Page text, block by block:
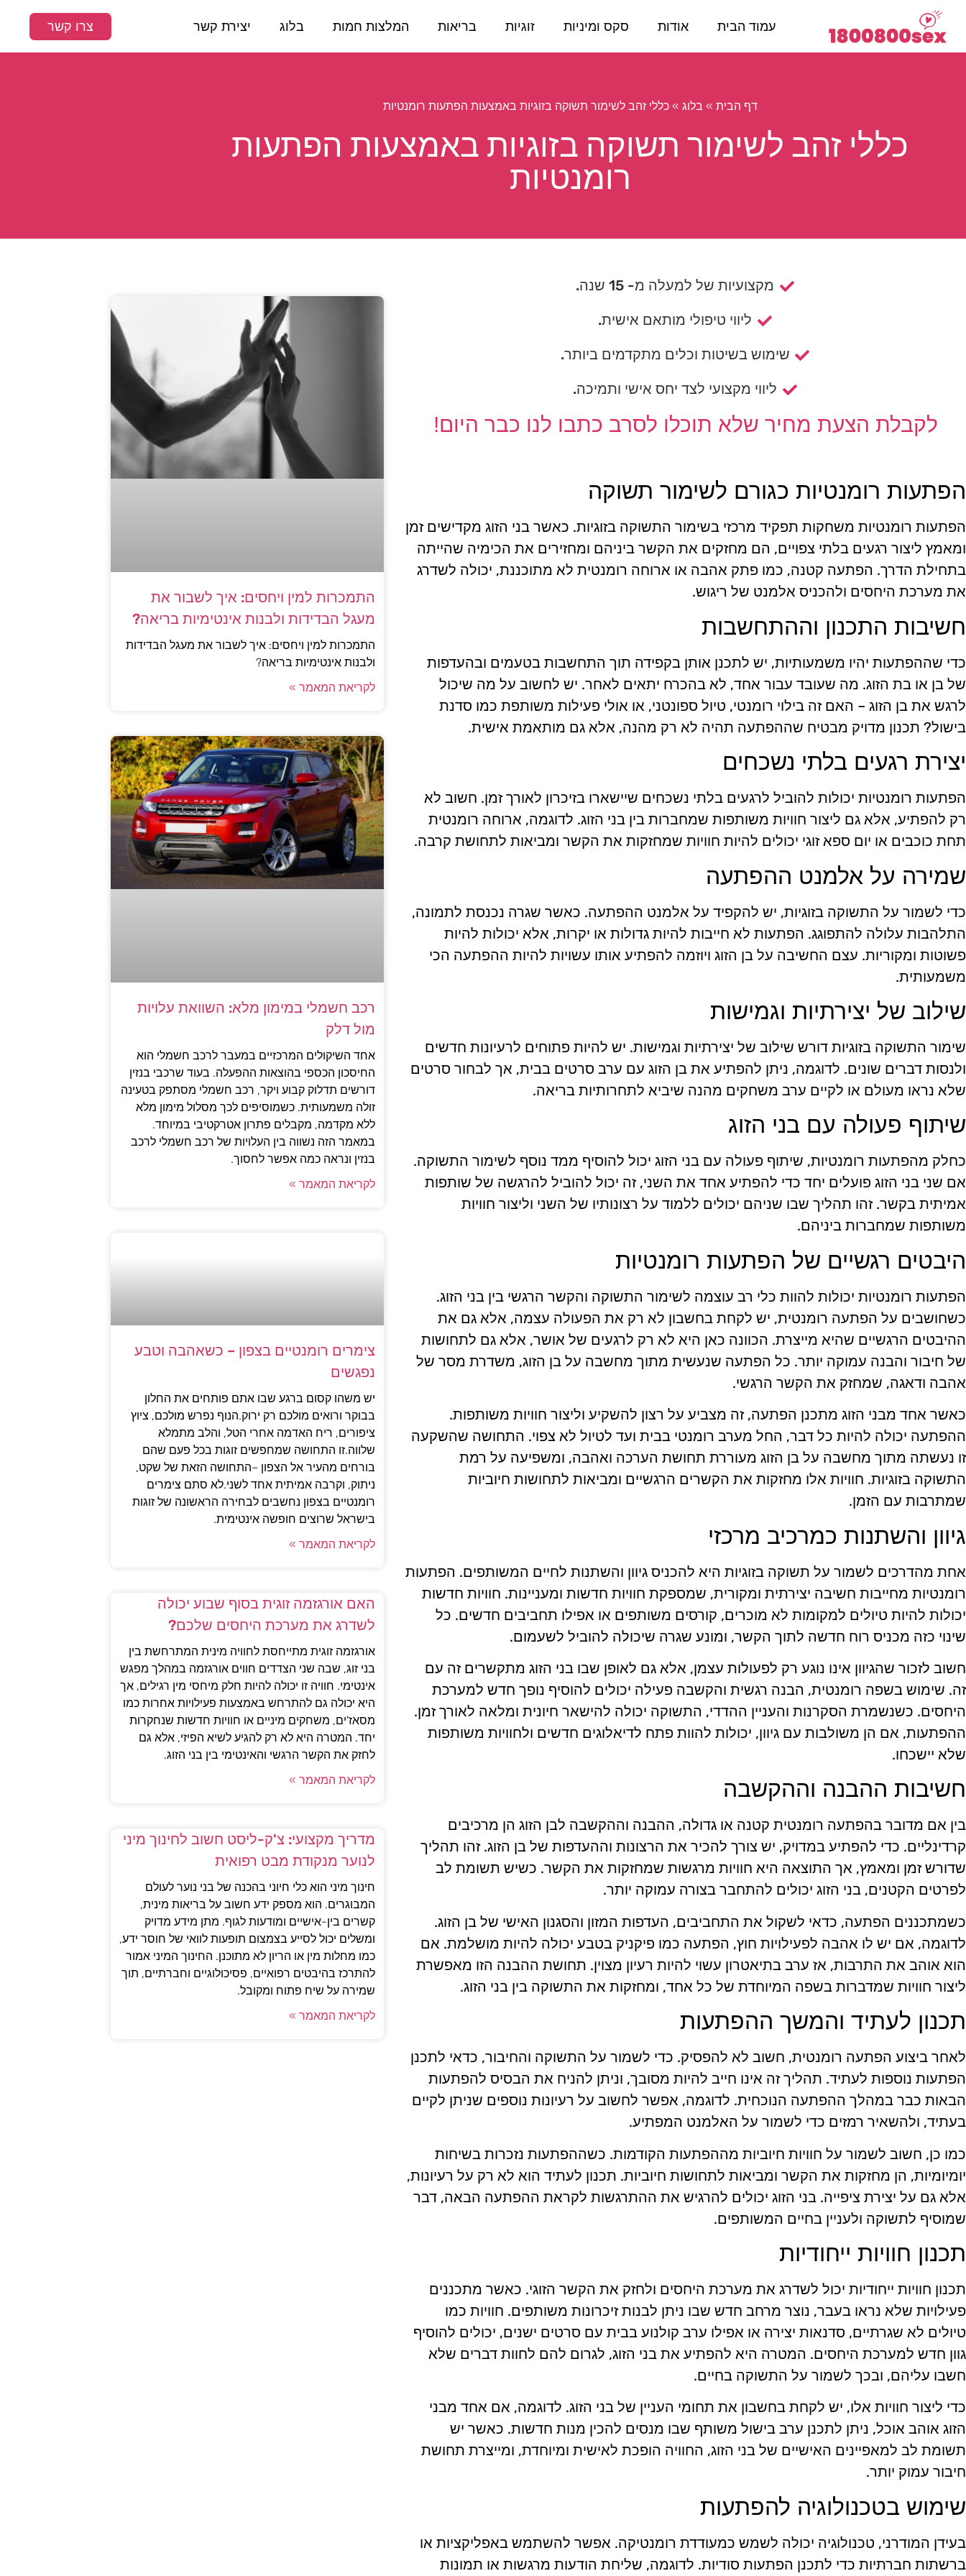
עמוד הבית אודות סקס ומיניות זוגיות בריאות המלצות חמות בלוג יצירת קשר צרו קשר
דף הבית » בלוג »כללי זהב לשימור תשוקה בזוגיות באמצעות הפתעות רומנטיות
כללי זהב לשימור תשוקה בזוגיות באמצעות הפתעות
רומנטיות
מקצועיות של למעלה מ- 15 שנה.
ליווי טיפולי מותאם אישית.
שימוש בשיטות וכלים מתקדמים ביותר.
ליווי מקצועי לצד יחס אישי ותמיכה.
לקבלת הצעת מחיר שלא תוכלו לסרב כתבו לנו כבר היום!
הפתעות רומנטיות כגורם לשימור תשוקה
הפתעות רומנטיות משחקות תפקיד מרכזי בשימור התשוקה בזוגיות. כאשר בני הזוג מקדישים זמן
ומאמץ ליצור רגעים בלתי צפויים, הם מחזקים את הקשר ביניהם ומחזירים את הכימיה שהייתה
בתחילת הדרך. הפתעה קטנה, כמו פתק אהבה או ארוחה רומנטית לא מתוכננת, יכולה לשדרג
את מערכת היחסים ולהכניס אלמנט של ריגוש.
חשיבות התכנון וההתחשבות
כדי שההפתעות יהיו משמעותיות, יש לתכנן אותן בקפידה תוך התחשבות בטעמים ובהעדפות
של בן או בת הזוג. מה שעובד עבור אחד, לא בהכרח יתאים לאחר. יש לחשוב על מה שיכול
לרגש את בן הזוג – האם זה בילוי רומנטי, טיול ספונטני, או אולי פעילות משותפת כמו סדנת
בישול? תכנון מדויק מבטיח שההפתעה תהיה לא רק מהנה, אלא גם מותאמת אישית.
יצירת רגעים בלתי נשכחים
הפתעות רומנטיות יכולות להוביל לרגעים בלתי נשכחים שיישארו בזיכרון לאורך זמן. חשוב לא
רק להפתיע, אלא גם ליצור חוויות משותפות שמחברות בין בני הזוג. לדוגמה, ארוחה רומנטית
תחת כוכבים או יום ספא זוגי יכולים להיות חוויות שמחזקות את הקשר ומביאות לתחושת קרבה.
שמירה על אלמנט ההפתעה
כדי לשמור על התשוקה בזוגיות, יש להקפיד על אלמנט ההפתעה. כאשר שגרה נכנסת לתמונה,
התלהבות עלולה להתפוגג. הפתעות לא חייבות להיות גדולות או יקרות, אלא יכולות להיות
פשוטות ומקוריות. עצם החשיבה על בן הזוג ויוזמה להפתיע אותו עשויות להיות ההפתעה הכי
משמעותית.
שילוב של יצירתיות וגמישות
שימור התשוקה בזוגיות דורש שילוב של יצירתיות וגמישות. יש להיות פתוחים לרעיונות חדשים
ולנסות דברים שונים. לדוגמה, ניתן להפתיע את בן הזוג עם ערב סרטים בבית, אך לבחור סרטים
שלא נראו מעולם או לקיים ערב משחקים מהנה שיביא לתחרותיות בריאה.
שיתוף פעולה עם בני הזוג
כחלק מהפתעות רומנטיות, שיתוף פעולה עם בני הזוג יכול להוסיף ממד נוסף לשימור התשוקה.
אם שני בני הזוג פועלים יחד כדי להפתיע אחד את השני, זה יכול להוביל להרגשה של שותפות
אמיתית בקשר. זהו תהליך שבו שניהם יכולים ללמוד על רצונותיו של השני וליצור חוויות
משותפות שמחברות ביניהם.
היבטים רגשיים של הפתעות רומנטיות
הפתעות רומנטיות יכולות להוות כלי רב עוצמה לשימור התשוקה והקשר הרגשי בין בני הזוג.
כשחושבים על הפתעה רומנטית, יש לקחת בחשבון לא רק את הפעולה עצמה, אלא גם את
ההיבטים הרגשיים שהיא מייצרת. הכוונה כאן היא לא רק לרגעים של אושר, אלא גם לתחושות
של חיבור והבנה עמוקה יותר. כל הפתעה שנעשית מתוך מחשבה על בן הזוג, משדרת מסר של
אהבה ודאגה, שמחזק את הקשר הרגשי.
כאשר אחד מבני הזוג מתכנן הפתעה, זה מצביע על רצון להשקיע וליצור חוויות משותפות.
ההפתעה יכולה להיות כל דבר, החל מערב רומנטי בבית ועד לטיול לא צפוי. התחושה שהשקעה
זו נעשתה מתוך מחשבה על בן הזוג מעוררת תחושת הערכה ואהבה, ומשפיעה על רמת
התשוקה בזוגיות. חוויות אלו מחזקות את הקשרים הרגשיים ומביאות לתחושות חיוביות
שמתרבות עם הזמן.
גיוון והשתנות כמרכיב מרכזי
אחת מהדרכים לשמור על תשוקה בזוגיות היא להכניס גיוון והשתנות לחיים המשותפים. הפתעות
רומנטיות מחייבות חשיבה יצירתית ומקורית, שמספקת חוויות חדשות ומעניינות. חוויות חדשות
יכולות להיות טיולים למקומות לא מוכרים, קורסים משותפים או אפילו תחביבים חדשים. כל
שינוי כזה מכניס רוח חדשה לתוך הקשר, ומונע שגרה שיכולה להוביל לשעמום.
חשוב לזכור שהגיוון אינו נוגע רק לפעולות עצמן, אלא גם לאופן שבו בני הזוג מתקשרים זה עם
זה. שימוש בשפה רומנטית, הבנה רגשית והקשבה פעילה יכולים להוסיף נופך חדש למערכת
היחסים. כשנשמרת הסקרנות והעניין ההדדי, התשוקה יכולה להישאר חיונית ומלאה לאורך זמן.
ההפתעות, אם הן משולבות עם גיוון, יכולות להוות פתח לדיאלוגים חדשים ולחוויות משותפות
שלא יישכחו.
חשיבות ההבנה וההקשבה
בין אם מדובר בהפתעה רומנטית קטנה או גדולה, ההבנה וההקשבה לבן הזוג הן מרכיבים
קרדינליים. כדי להפתיע במדויק, יש צורך להכיר את הרצונות וההעדפות של בן הזוג. זהו תהליך
שדורש זמן ומאמץ, אך התוצאה היא חוויות מרגשות שמחזקות את הקשר. כשיש תשומת לב
לפרטים הקטנים, בני הזוג יכולים להתחבר בצורה עמוקה יותר.
כשמתכננים הפתעה, כדאי לשקול את התחביבים, העדפות המזון והסגנון האישי של בן הזוג.
לדוגמה, אם יש לו אהבה לפעילויות חוץ, הפתעה כמו פיקניק בטבע יכולה להיות מושלמת. אם
הוא אוהב את התרבות, אז ערב בתיאטרון עשוי להיות רעיון מצוין. תחושת ההבנה הזו מאפשרת
ליצור חוויות שמדברות בשפה המיוחדת של כל אחד, ומחזקות את התשוקה בין בני הזוג.
תכנון לעתיד והמשך ההפתעות
לאחר ביצוע הפתעה רומנטית, חשוב לא להפסיק. כדי לשמור על התשוקה והחיבור, כדאי לתכנן
הפתעות נוספות לעתיד. תהליך זה אינו חייב להיות מסובך, וניתן להניח את הבסיס להפתעות
הבאות כבר במהלך ההפתעה הנוכחית. לדוגמה, אפשר לחשוב על רעיונות נוספים שניתן לקיים
בעתיד, ולהשאיר רמזים כדי לשמור על האלמנט המפתיע.
כמו כן, חשוב לשמור על חוויות חיוביות מההפתעות הקודמות. כשההפתעות נזכרות בשיחות
יומיומיות, הן מחזקות את הקשר ומביאות לתחושות חיוביות. תכנון לעתיד הוא לא רק על רעיונות,
אלא גם על יצירת ציפייה. בני הזוג יכולים להרגיש את ההתרגשות לקראת ההפתעה הבאה, דבר
שמוסיף לתשוקה ולעניין בחיים המשותפים.
תכנון חוויות ייחודיות
תכנון חוויות ייחודיות יכול לשדרג את מערכת היחסים ולחזק את הקשר הזוגי. כאשר מתכננים
פעילויות שלא נראו בעבר, נוצר מרחב חדש שבו ניתן לבנות זיכרונות משותפים. חוויות כמו
טיולים לא שגרתיים, סדנאות יצירה או אפילו ערב קולנוע בבית עם סרטים ישנים, יכולים להוסיף
גוון חדש למערכת היחסים. המטרה היא להפתיע את בני הזוג, לגרום להם לחוות דברים שלא
חשבו עליהם, ובכך לשמור על התשוקה בחיים.
כדי ליצור חוויות אלו, יש לקחת בחשבון את תחומי העניין של בני הזוג. לדוגמה, אם אחד מבני
הזוג אוהב אוכל, ניתן לתכנן ערב בישול משותף שבו מנסים להכין מנות חדשות. כאשר יש
תשומת לב למאפיינים האישיים של בני הזוג, החוויה הופכת לאישית ומיוחדת, ומייצרת תחושת
חיבור עמוק יותר.
שימוש בטכנולוגיה להפתעות
בעידן המודרני, טכנולוגיה יכולה לשמש כמעודדת רומנטיקה. אפשר להשתמש באפליקציות או
ברשתות חברתיות כדי לתכנן הפתעות סודיות. לדוגמה, שליחת הודעות מרגשות או תמונות
התמכרות למין ויחסים: איך לשבור את
מעגל הבדידות ולבנות אינטימיות בריאה?
התמכרות למין ויחסים: איך לשבור את מעגל הבדידות
ולבנות אינטימיות בריאה?
לקריאת המאמר »
רכב חשמלי במימון מלא: השוואת עלויות
מול דלק
אחד השיקולים המרכזיים במעבר לרכב חשמלי הוא
החיסכון הכספי בהוצאות ההפעלה. בעוד שרכבי בנזין
דורשים תדלוק קבוע ויקר, רכב חשמלי מסתפק בטעינה
זולה משמעותית. כשמוסיפים לכך מסלול מימון מלא
ללא מקדמה, מקבלים פתרון אטרקטיבי במיוחד.
במאמר הזה נשווה בין העלויות של רכב חשמלי לרכב
בנזין ונראה כמה אפשר לחסוך.
לקריאת המאמר »
צימרים רומנטיים בצפון – כשאהבה וטבע
נפגשים
יש משהו קסום ברגע שבו אתם פותחים את החלון
בבוקר ורואים מולכם רק ירוק.הנוף נפרש מולכם, ציוץ
ציפורים, ריח האדמה אחרי הטל, והלב מתמלא
שלווה.זו התחושה שמחפשים זוגות בכל פעם שהם
בורחים מהעיר אל הצפון –התחושה הזאת של שקט,
ניתוק, וקרבה אמיתית אחד לשני.לא סתם צימרים
רומנטיים בצפון נחשבים לבחירה הראשונה של זוגות
בישראל שרוצים חופשה אינטימית.
לקריאת המאמר »
האם אורגזמה זוגית בסוף שבוע יכולה
לשדרג את מערכת היחסים שלכם?
אורגזמה זוגית מתייחסת לחוויה מינית המתרחשת בין
בני זוג, שבה שני הצדדים חווים אורגזמה במהלך מפגש
אינטימי. חוויה זו יכולה להיות חלק מיחסי מין רגילים, אך
היא יכולה גם להתרחש באמצעות פעילויות אחרות כמו
מסאז'ים, משחקים מיניים או חוויות חדשות שנחקרות
יחד. המטרה היא לא רק להגיע לשיא הפיזי, אלא גם
לחזק את הקשר הרגשי והאינטימי בין בני הזוג.
לקריאת המאמר »
מדריך מקצועי: צ'ק-ליסט חשוב לחינוך מיני
לנוער מנקודת מבט רפואית
חינוך מיני הוא כלי חיוני בהכנה של בני נוער לעולם
המבוגרים. הוא מספק ידע חשוב על בריאות מינית,
קשרים בין-אישיים ומודעות לגוף. מתן מידע מדויק
ומשלים יכול לסייע בצמצום תופעות לוואי של חוסר ידע,
כמו מחלות מין או הריון לא מתוכנן. החינוך המיני אמור
להתרכז בהיבטים רפואיים, פסיכולוגיים וחברתיים, תוך
שמירה על שיח פתוח ומקובל.
לקריאת המאמר »